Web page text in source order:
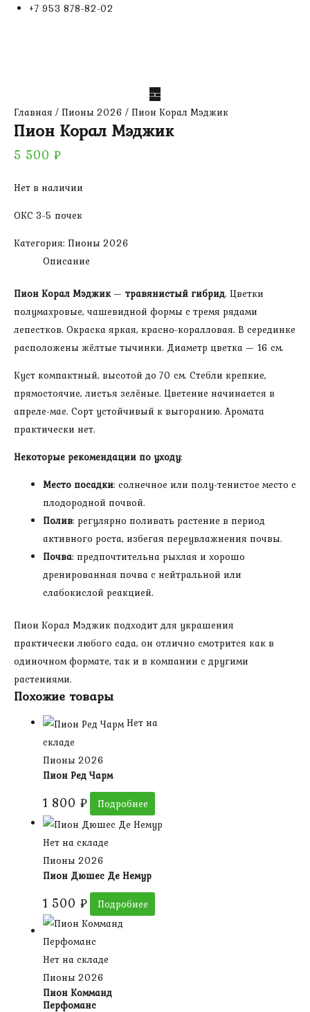
+7 953 878-82-02
Главная / Пионы 2026 / Пион Корал Мэджик
Пион Корал Мэджик
5 500 ₽
Нет в наличии
ОКС 3-5 почек
Категория: Пионы 2026
Описание
Пион Корал Мэджик— травянистый гибрид. Цветки
полумахровые, чашевидной формы с тремя рядами
лепестков. Окраска яркая, красно-коралловая. В серединке
расположены жёлтые тычинки. Диаметр цветка — 16 см.
Куст компактный, высотой до 70 см. Стебли крепкие,
прямостоячие, листья зелёные. Цветение начинается в
апреле-мае. Сорт устойчивый к выгоранию. Аромата
практически нет.
Некоторые рекомендации по уходу:
Место посадки: солнечное или полу-тенистое место с
плодородной почвой.
Полив: регулярно поливать растение в период
активного роста, избегая переувлажнения почвы.
Почва: предпочтительна рыхлая и хорошо
дренированная почва с нейтральной или
слабокислой реакцией.
Пион Корал Мэджик подходит для украшения
практически любого сада, он отлично смотрится как в
одиночном формате, так и в компании с другими
растениями.
Похожие товары
Нет на
складе
Пионы 2026
Пион Ред Чарм
1 800 ₽ Подробнее
Нет на складе
Пионы 2026
Пион Дюшес Де Немур
1 500 ₽ Подробнее
Нет на складе
Пионы 2026
Пион Комманд
Перфоманс